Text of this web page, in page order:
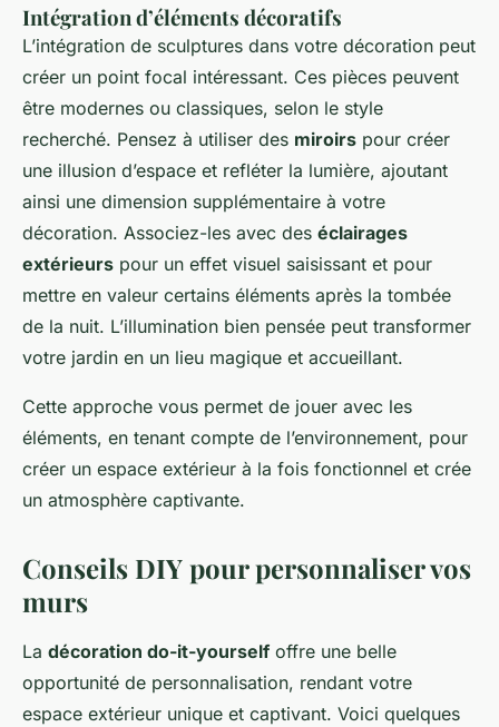
Intégration d’éléments décoratifs
L’intégration de sculptures dans votre décoration peut
créer un point focal intéressant. Ces pièces peuvent
être modernes ou classiques, selon le style
recherché. Pensez à utiliser des miroirs pour créer
une illusion d’espace et refléter la lumière, ajoutant
ainsi une dimension supplémentaire à votre
décoration. Associez-les avec des éclairages
extérieurs pour un effet visuel saisissant et pour
mettre en valeur certains éléments après la tombée
de la nuit. L’illumination bien pensée peut transformer
votre jardin en un lieu magique et accueillant.
Cette approche vous permet de jouer avec les
éléments, en tenant compte de l’environnement, pour
créer un espace extérieur à la fois fonctionnel et crée
un atmosphère captivante.
Conseils DIY pour personnaliser vos
murs
La décoration do-it-yourself offre une belle
opportunité de personnalisation, rendant votre
espace extérieur unique et captivant. Voici quelques